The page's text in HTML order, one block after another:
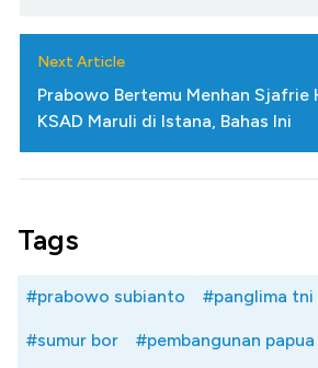
Next Article
Prabowo Bertemu Menhan Sjafrie
KSAD Maruli di Istana, Bahas Ini
Tags
#prabowo subianto #panglima tni
#sumur bor #pembangunan papua